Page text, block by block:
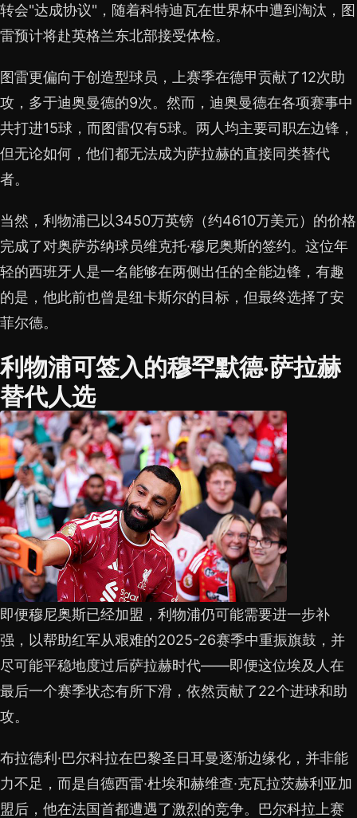
转会"达成协议"，随着科特迪瓦在世界杯中遭到淘汰，图
雷预计将赴英格兰东北部接受体检。
图雷更偏向于创造型球员，上赛季在德甲贡献了12次助
攻，多于迪奥曼德的9次。然而，迪奥曼德在各项赛事中
共打进15球，而图雷仅有5球。两人均主要司职左边锋，
但无论如何，他们都无法成为萨拉赫的直接同类替代
者。
当然，利物浦已以3450万英镑（约4610万美元）的价格
完成了对奥萨苏纳球员维克托·穆尼奥斯的签约。这位年
轻的西班牙人是一名能够在两侧出任的全能边锋，有趣
的是，他此前也曾是纽卡斯尔的目标，但最终选择了安
菲尔德。
利物浦可签入的穆罕默德·萨拉赫
替代人选
即便穆尼奥斯已经加盟，利物浦仍可能需要进一步补
强，以帮助红军从艰难的2025-26赛季中重振旗鼓，并
尽可能平稳地度过后萨拉赫时代——即便这位埃及人在
最后一个赛季状态有所下滑，依然贡献了22个进球和助
攻。
布拉德利·巴尔科拉在巴黎圣日耳曼逐渐边缘化，并非能
力不足，而是自德西雷·杜埃和赫维查·克瓦拉茨赫利亚加
盟后，他在法国首都遭遇了激烈的竞争。巴尔科拉上赛